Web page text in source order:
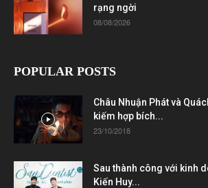
rạng ngời
08/08/2026
POPULAR POSTS
Châu Nhuận Phát và
kiếm hợp bích...
23/10/2018
Sau thành công với kinh
Kiến Huy...